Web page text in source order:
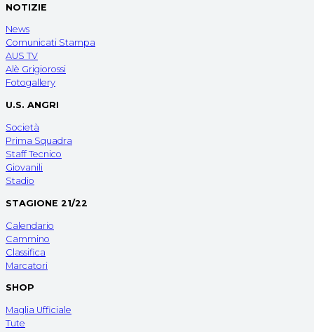
NOTIZIE
News
Comunicati Stampa
AUS TV
Alè Grigiorossi
Fotogallery
U.S. ANGRI
Società
Prima Squadra
Staff Tecnico
Giovanili
Stadio
STAGIONE 21/22
Calendario
Cammino
Classifica
Marcatori
SHOP
Maglia Ufficiale
Tute